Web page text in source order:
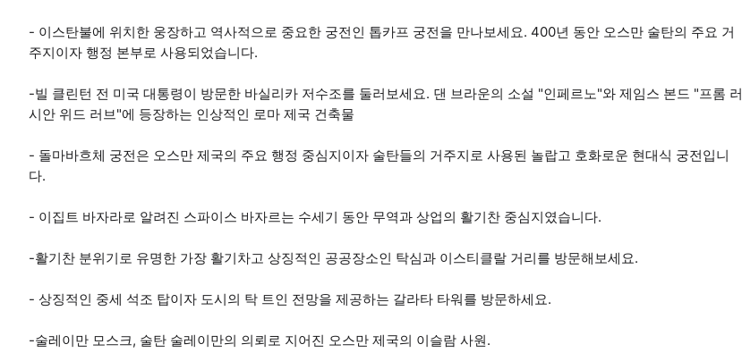
- 이스탄불에 위치한 웅장하고 역사적으로 중요한 궁전인 톱카프 궁전을 만나보세요. 400년 동안 오스만 술탄의 주요 거
주지이자 행정 본부로 사용되었습니다.
-빌 클린턴 전 미국 대통령이 방문한 바실리카 저수조를 둘러보세요. 댄 브라운의 소설 "인페르노"와 제임스 본드 "프롬 러
시안 위드 러브"에 등장하는 인상적인 로마 제국 건축물
- 돌마바흐체 궁전은 오스만 제국의 주요 행정 중심지이자 술탄들의 거주지로 사용된 놀랍고 호화로운 현대식 궁전입니
다.
- 이집트 바자라로 알려진 스파이스 바자르는 수세기 동안 무역과 상업의 활기찬 중심지였습니다.
-활기찬 분위기로 유명한 가장 활기차고 상징적인 공공장소인 탁심과 이스티클랄 거리를 방문해보세요.
- 상징적인 중세 석조 탑이자 도시의 탁 트인 전망을 제공하는 갈라타 타워를 방문하세요.
-술레이만 모스크, 술탄 술레이만의 의뢰로 지어진 오스만 제국의 이슬람 사원.